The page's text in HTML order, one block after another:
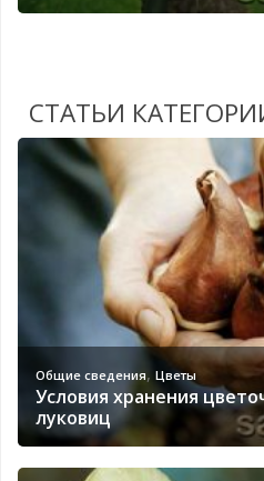
СТАТЬИ
Общие сведения, Цветы
Условия хранения
луковиц